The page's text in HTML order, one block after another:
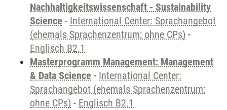
Nachhaltigkeitswissenschaft - Sustainability
Science - International Center: Sprachangebot
(ehemals Sprachenzentrum; ohne CPs) -
Englisch B2.1
Masterprogramm Management: Management
& Data Science - International Center:
Sprachangebot (ehemals Sprachenzentrum;
ohne CPs) - Englisch B2.1